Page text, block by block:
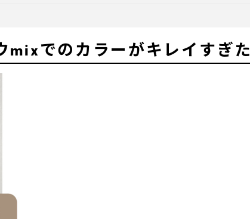
mixでのカラーがキレイすぎた